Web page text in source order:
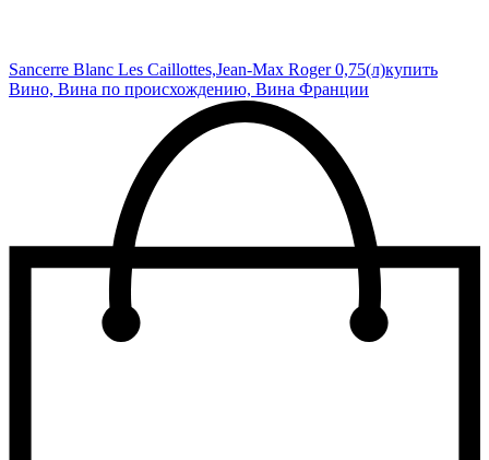
Sancerre Blanc Les Caillottes,Jean-Max Roger 0,75(л)купить
Вино, Вина по происхождению, Вина Франции